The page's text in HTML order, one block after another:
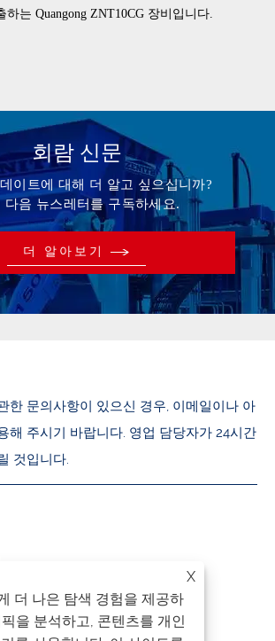
는 Quangong ZNT10CG 장비입니다.
회람 신문
이트에 대해 더 알고 싶으십니까?
다음 뉴스레터를 구독하세요.
더 알아보기
한 문의사항이 있으신 경우, 이메일이나 아
해 주시기 바랍니다. 영업 담당자가 24시간
것입니다.
Town, TIA, 취안저우, 푸젠성, 중국
X
더 나은 탐색 경험을 제공하
을 분석하고, 콘텐츠를 개인